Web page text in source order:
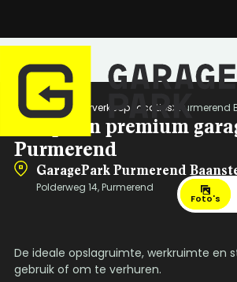
Home Wederverkoop Locaties Purmerend
Koop een premium
Purmerend
GaragePark Purmerend
Polderweg 14, Purmerend
Foto's
De ideale opslagruimte, werkruimte en
gebruik of om te verhuren.